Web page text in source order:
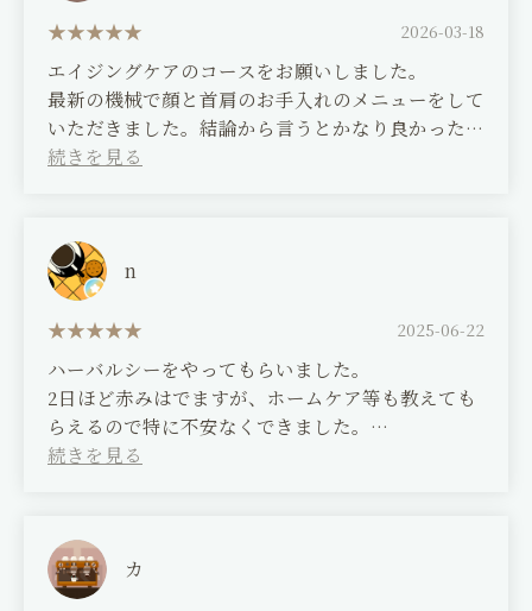
as well; it was incredibly relaxing.
I'm looking forward to my next visit.
2026-03-18
エイジングケアのコースをお願いしました。
最新の機械で顔と首肩のお手入れのメニューをして
いただきました。結論から言うとかなり良かったで
す。特に首肩は常に酷い痛みに悩まされていて整
なりました。
定期的に続ければ改善されていくかも、と初めて思
いました。顔も一回でワントーン明るくなったりほ
うれい線が少し気にならなくなったり等即効性を感
じる事ができました。続ける価値はあるなと実感し
ました。
いつも親身に話しを聞いていただきありがたいで
す。
I received a facial and neck/shoulder treatment
n
2025-06-22
ハーバルシーをやってもらいました。
2日ほど赤みはでますが、ホームケア等も教えても
らえるので特に不安なくできました。
毛穴もしまった感じがして良かったです
I had herbal sea treatment.
I was red for about two days, but I was given
instructions on home care so I was able to do it
カ